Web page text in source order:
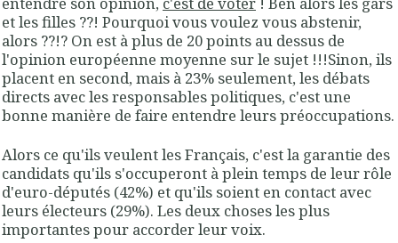
et les filles ??! Pourquoi vous voulez vous abstenir,
alors ??!? On est à plus de 20 points au dessus de
l'opinion européenne moyenne sur le sujet !!!Sinon, ils
placent en second, mais à 23% seulement, les débats
directs avec les responsables politiques, c'est une
bonne manière de faire entendre leurs préoccupations.
Alors ce qu'ils veulent les Français, c'est la garantie des
candidats qu'ils s'occuperont à plein temps de leur rôle
d'euro-députés (42%) et qu'ils soient en contact avec
leurs électeurs (29%). Les deux choses les plus
importantes pour accorder leur voix.